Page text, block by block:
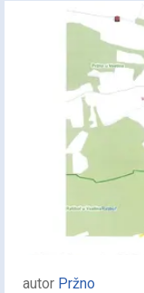
autor Pržno